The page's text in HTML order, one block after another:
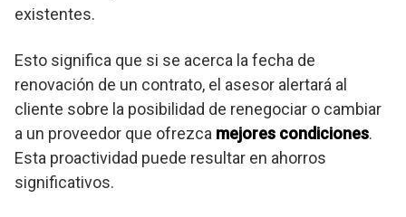
existentes.
Esto significa que si se acerca la fecha de
renovación de un contrato, el asesor alertará al
cliente sobre la posibilidad de renegociar o cambiar
a un proveedor que ofrezca mejores condiciones.
Esta proactividad puede resultar en ahorros
significativos.